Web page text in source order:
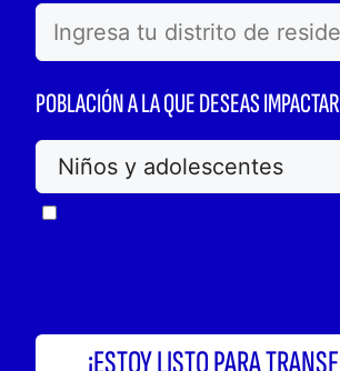
POBLACIÓN A LA QUE DESEAS IMPACTAR